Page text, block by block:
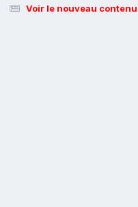
Voir le nouveau